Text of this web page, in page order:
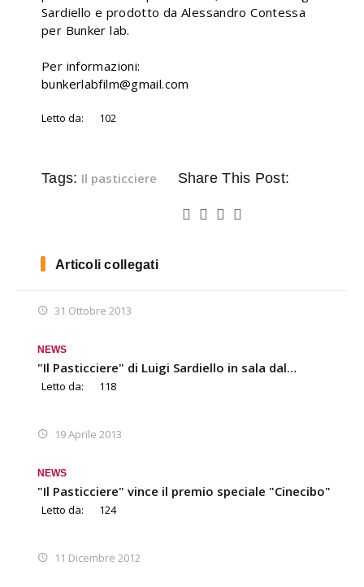
Sardiello e prodotto da Alessandro Contessa
per Bunker lab.
Per informazioni:
bunkerlabfilm@gmail.com
Letto da: 102
Tags: Il pasticciere Share This Post:
Articoli collegati
31 Ottobre 2013
NEWS
"Il Pasticciere" di Luigi Sardiello in sala dal…
Letto da: 118
19 Aprile 2013
NEWS
"Il Pasticciere" vince il premio speciale "Cinecibo"
Letto da: 124
11 Dicembre 2012